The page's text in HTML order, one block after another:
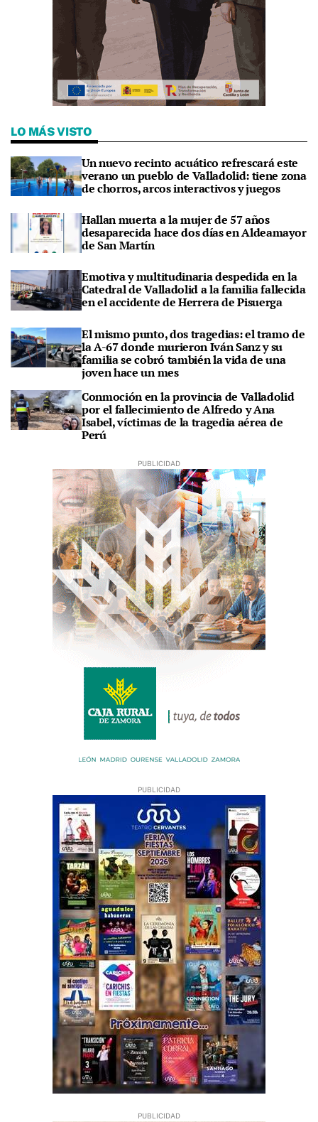
LO MÁS VISTO
Un nuevo recinto acuático refrescará este
verano un pueblo de Valladolid: tiene zona
de chorros, arcos interactivos y juegos
Hallan muerta a la mujer de 57 años
desaparecida hace dos días en Aldeamayor
de San Martín
Emotiva y multitudinaria despedida en la
Catedral de Valladolid a la familia fallecida
en el accidente de Herrera de Pisuerga
El mismo punto, dos tragedias: el tramo de
la A-67 donde murieron Iván Sanz y su
familia se cobró también la vida de una
joven hace un mes
Conmoción en la provincia de Valladolid
por el fallecimiento de Alfredo y Ana
Isabel, víctimas de la tragedia aérea de
Perú